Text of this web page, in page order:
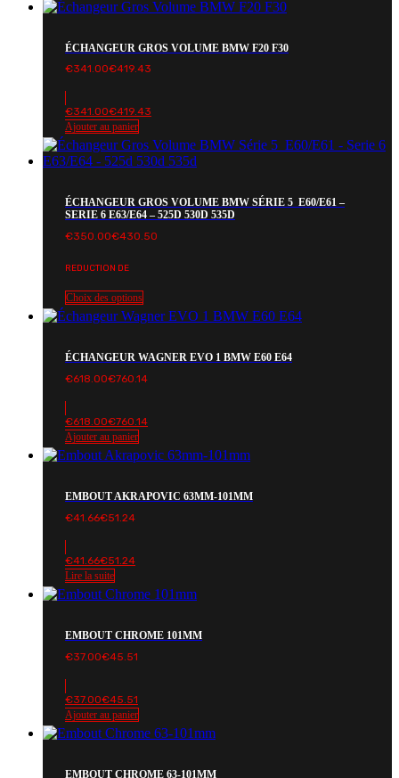
ÉCHANGEUR GROS VOLUME BMW F20 F30
€341.00€419.43
€341.00€419.43
Ajouter au panier
ÉCHANGEUR GROS VOLUME BMW SÉRIE 5 E60/E61 –
SERIE 6 E63/E64 – 525D 530D 535D
€350.00€430.50
REDUCTION DE
Choix des options
ÉCHANGEUR WAGNER EVO 1 BMW E60 E64
€618.00€760.14
€618.00€760.14
Ajouter au panier
EMBOUT AKRAPOVIC 63MM-101MM
€41.66€51.24
€41.66€51.24
Lire la suite
EMBOUT CHROME 101MM
€37.00€45.51
€37.00€45.51
Ajouter au panier
EMBOUT CHROME 63-101MM